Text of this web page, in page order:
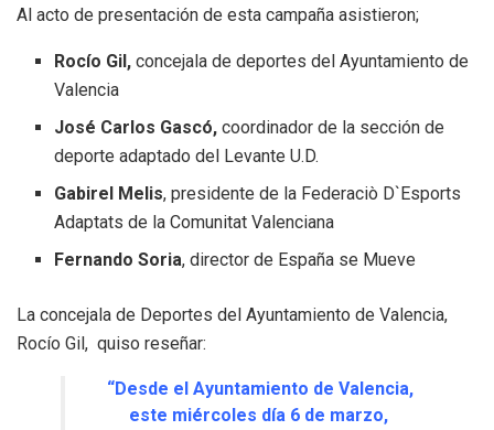
Al acto de presentación de esta campaña asistieron;
Rocío Gil, concejala de deportes del Ayuntamiento de
Valencia
José Carlos Gascó, coordinador de la sección de
deporte adaptado del Levante U.D.
Gabirel Melis, presidente de la Federaciò D`Esports
Adaptats de la Comunitat Valenciana
Fernando Soria, director de España se Mueve
La concejala de Deportes del Ayuntamiento de Valencia,
Rocío Gil, quiso reseñar:
“Desde el Ayuntamiento de Valencia,
este miércoles día 6 de marzo,